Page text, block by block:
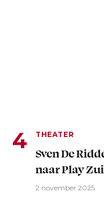
THEATER
Sven De
naar Play
2 november 2025